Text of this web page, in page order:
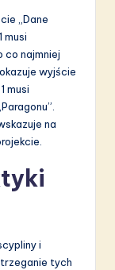
„Dane
musi
co najmniej
wyjście
musi
na
i
tych